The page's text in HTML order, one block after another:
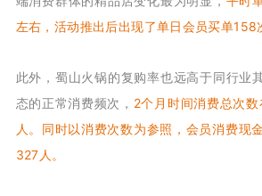
左右，活动推出后出现了单日会员买单158
此外，蜀山火锅的复购率也远高于同行业
态的正常消费频次， 2个月时间消费总次
人。同时以消费次数为参照，会员消费现
327人。